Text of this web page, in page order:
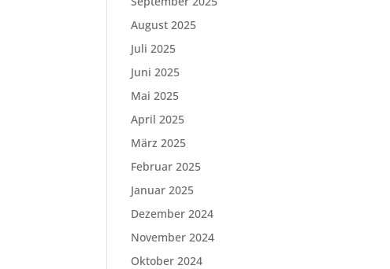
August 2025
Juli 2025
Juni 2025
Mai 2025
April 2025
März 2025
Februar 2025
Januar 2025
Dezember 2024
November 2024
Oktober 2024